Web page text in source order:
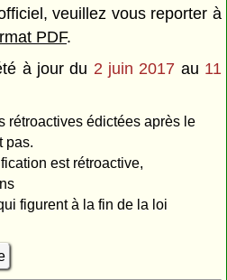
veuillez vous reporter à
PDF.
à jour du 2 juin 2017 au 11
rétroactives édictées après le
pas.
est rétroactive,
figurent à la fin de la loi